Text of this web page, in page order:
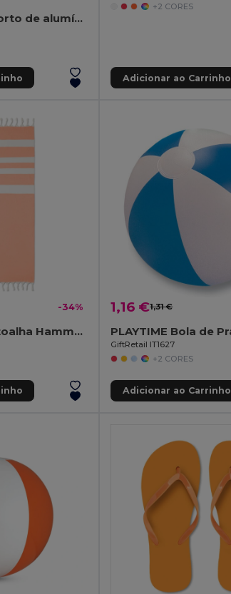
Garrafa de desporto de alumínio 500 mL
+2 CORES
Adicionar ao Carrinho
-34%
AGOURA Manta/toalha Hamman 140 gr/m² MO6554-
1,16 €1,31 €
GiftRetail IT1627
+2 CORES
Adicionar ao Carrinho